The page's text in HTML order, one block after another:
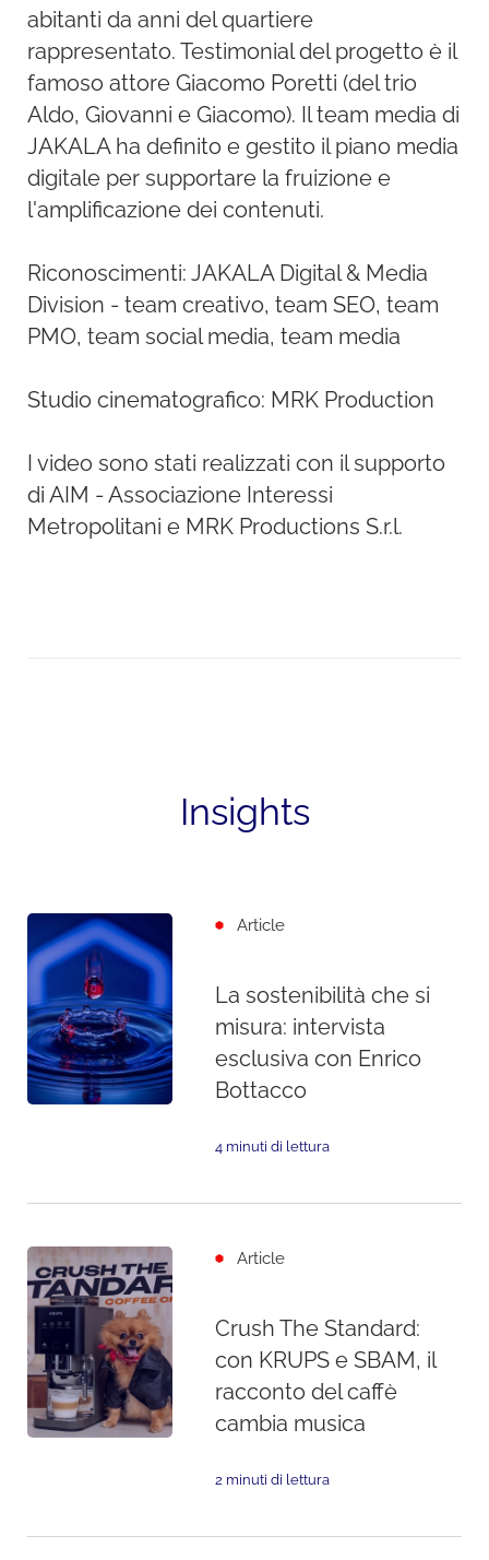
abitanti da anni del quartiere
rappresentato. Testimonial del progetto è il
famoso attore Giacomo Poretti (del trio
Aldo, Giovanni e Giacomo). Il team media di
JAKALA ha definito e gestito il piano media
digitale per supportare la fruizione e
l'amplificazione dei contenuti.
Riconoscimenti: JAKALA Digital & Media
Division - team creativo, team SEO, team
PMO, team social media, team media
Studio cinematografico: MRK Production
I video sono stati realizzati con il supporto
di AIM - Associazione Interessi
Metropolitani e MRK Productions S.r.l.
Insights
Article
La sostenibilità che si
misura: intervista
esclusiva con Enrico
Bottacco
4 minuti di lettura
Article
Crush The Standard:
con KRUPS e SBAM, il
racconto del caffè
cambia musica
2 minuti di lettura